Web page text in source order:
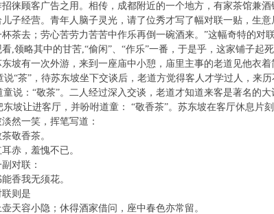
顾客广告之用。相传，成都附近的一个地方，有家茶馆兼酒
子经营。青年人脑子灵光，请了位秀才写了幅对联一贴，生
茶去；劳心苦劳力苦苦中作乐再倒一碗酒来。”这幅奇特的对
,领略其中的甘苦,“偷闲”、“作乐”一番，于是乎，这家铺子起
有一次外游，来到一座庙中小憩，庙里主事的老道见他衣着
说“茶”，待苏东坡坐下交谈后，老道方觉得客人才学过人，来
童说：“敬茶”。二人经过深入交谈，老道才知道来客是著名的
东坡让进客厅，并吩咐道童： “敬香茶”。苏东坡在客厅休息片
然一笑，挥笔写道：
敬香茶。
，羞愧不已。
对联：
香我无须花。
则是
容小隐；休得酒家借问，座中春色亦常留。